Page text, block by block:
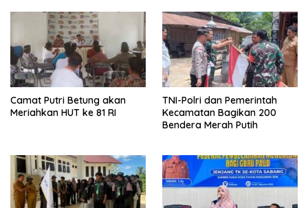
Camat Putri Betung akan
Meriahkan HUT ke 81 RI
TNI-Polri dan Pemerintah
Kecamatan Bagikan 200
Bendera Merah Putih